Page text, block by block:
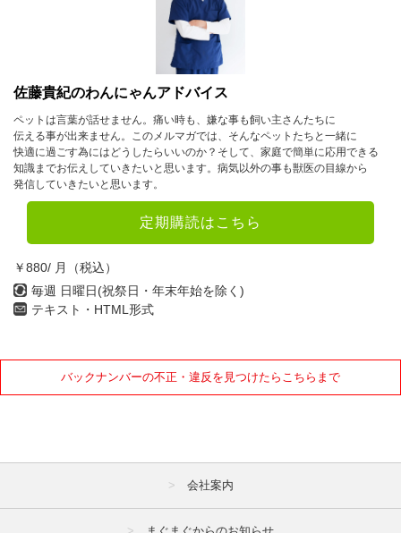
佐藤貴紀のわんにゃんアドバイス
ペットは言葉が話せません。痛い時も、嫌な事も飼い主さんたちに
伝える事が出来ません。このメルマガでは、そんなペットたちと一緒に
快適に過ごす為にはどうしたらいいのか？そして、家庭で簡単に応用できる
知識までお伝えしていきたいと思います。病気以外の事も獣医の目線から
発信していきたいと思います。
定期購読はこちら
￥880/ 月（税込）
毎週 日曜日(祝祭日・年末年始を除く)
テキスト・HTML形式
バックナンバーの不正・違反を見つけたらこちらまで
会社案内